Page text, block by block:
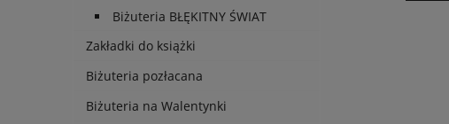
Biżuteria BŁĘKITNY ŚWIAT
Zakładki do książki
Biżuteria pozłacana
Biżuteria na Walentynki